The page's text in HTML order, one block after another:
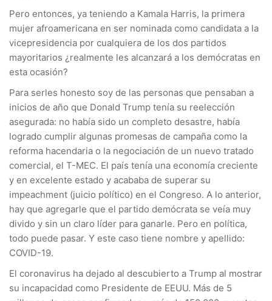
Pero entonces, ya teniendo a Kamala Harris, la primera
mujer afroamericana en ser nominada como candidata a la
vicepresidencia por cualquiera de los dos partidos
mayoritarios ¿realmente les alcanzará a los demócratas en
esta ocasión?
Para serles honesto soy de las personas que pensaban a
inicios de año que Donald Trump tenía su reelección
asegurada: no había sido un completo desastre, había
logrado cumplir algunas promesas de campaña como la
reforma hacendaria o la negociación de un nuevo tratado
comercial, el T-MEC. El país tenía una economía creciente
y en excelente estado y acababa de superar su
impeachment (juicio político) en el Congreso. A lo anterior,
hay que agregarle que el partido demócrata se veía muy
divido y sin un claro líder para ganarle. Pero en política,
todo puede pasar. Y este caso tiene nombre y apellido:
COVID-19.
El coronavirus ha dejado al descubierto a Trump al mostrar
su incapacidad como Presidente de EEUU. Más de 5